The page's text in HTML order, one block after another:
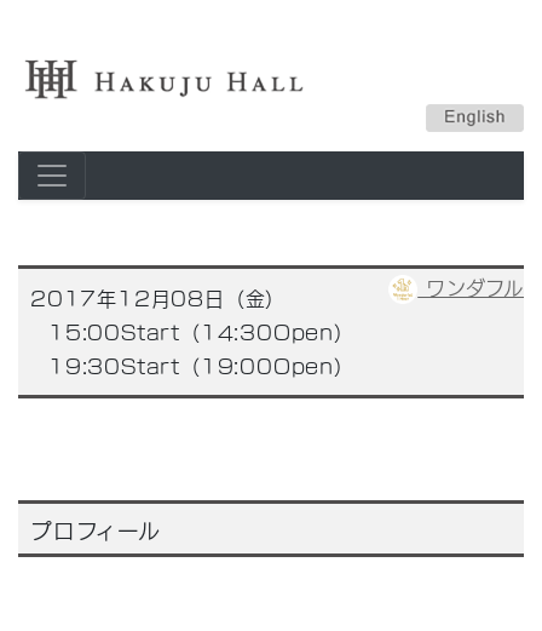
ワンダフル
2017年12月08日（金）
15:00Start（14:30Open）
19:30Start（19:00Open）
プロフィール